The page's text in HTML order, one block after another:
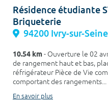
Résidence étudiante
Briqueterie
94200 Ivry-sur-Seine
10.54 km- Ouverture le 02
de rangement haut et bas,
réfrigérateur Pièce de Vie
comportant des rangements...
En savoir plus